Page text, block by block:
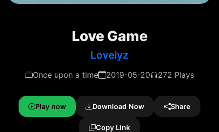
Love Game
Lovelyz
Once upon a time 2019-05-20 272 Plays
Play now Download Now Share
Copy Link